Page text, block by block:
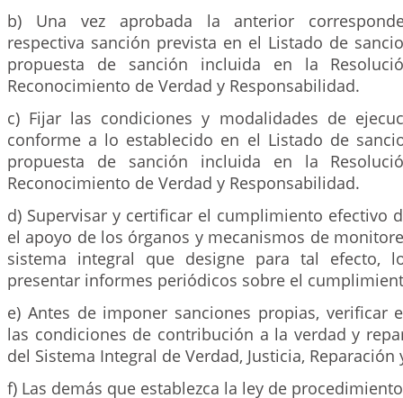
b) Una vez aprobada la anterior
respectiva sanción prevista en el Listado de
propuesta de sanción incluida en la
Reconocimiento de Verdad y Responsabilidad.
c) Fijar las condiciones y modalidades de
conforme a lo establecido en el Listado de
propuesta de sanción incluida en la
Reconocimiento de Verdad y Responsabilidad.
d) Supervisar y certificar el cumplimiento efectivo
el apoyo de los órganos y mecanismos de
sistema integral que designe para tal efecto,
presentar informes periódicos sobre el
e) Antes de imponer sanciones propias, verificar
las condiciones de contribución a la verdad y
del Sistema Integral de Verdad, Justicia,
f) Las demás que establezca la ley de procedimiento